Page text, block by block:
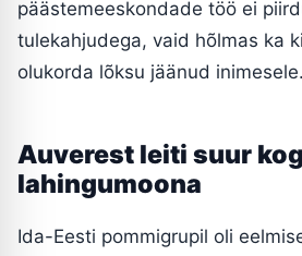
päästemeeskondade töö ei
tulekahjudega, vaid hõlmas ka
olukorda lõksu jäänud inimesele.
Auverest leiti suur
lahingumoona
Ida-Eesti pommigrupil oli